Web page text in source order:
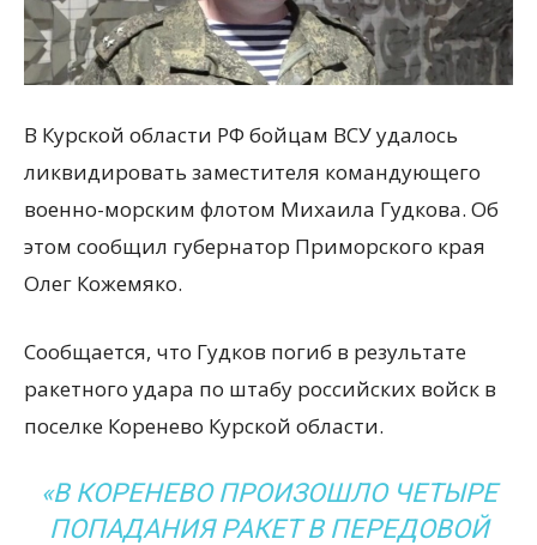
В Курской области РФ бойцам ВСУ удалось
ликвидировать заместителя командующего
военно-морским флотом Михаила Гудкова. Об
этом сообщил губернатор Приморского края
Олег Кожемяко.
Сообщается, что Гудков погиб в результате
ракетного удара по штабу российских войск в
поселке Коренево Курской области.
«В КОРЕНЕВО ПРОИЗОШЛО ЧЕТЫРЕ
ПОПАДАНИЯ РАКЕТ В ПЕРЕДОВОЙ